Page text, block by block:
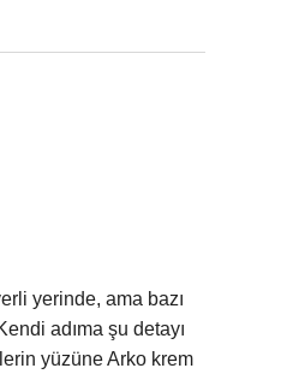
yerinde, ama bazı
adıma şu detayı
yüzüne Arko krem